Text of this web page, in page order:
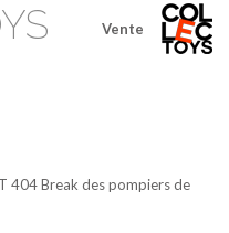
Vente
404 Break des pompiers de